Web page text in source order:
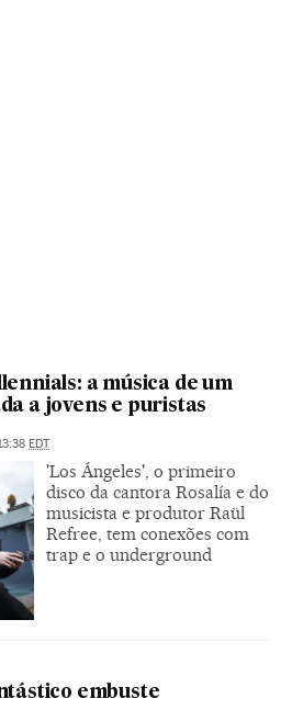
a música de um
a jovens e puristas
EDT
'Los Ángeles', o primeiro
disco da cantora Rosalía e do
musicista e produtor Raül
Refree, tem conexões com
trap e o underground
embuste